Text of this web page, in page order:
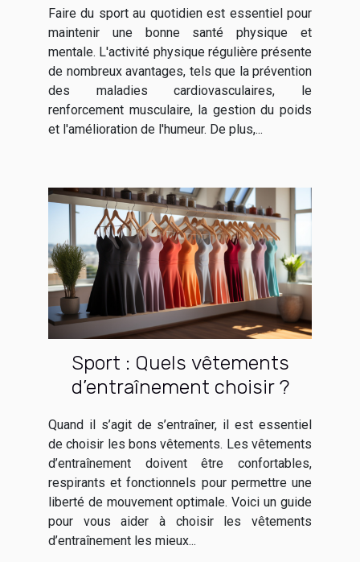
Faire du sport au quotidien est essentiel pour
maintenir une bonne santé physique et
mentale. L'activité physique régulière présente
de nombreux avantages, tels que la prévention
des maladies cardiovasculaires, le
renforcement musculaire, la gestion du poids
et l'amélioration de l'humeur. De plus,...
Sport : Quels vêtements
d’entraînement choisir ?
Quand il s’agit de s’entraîner, il est essentiel
de choisir les bons vêtements. Les vêtements
d’entraînement doivent être confortables,
respirants et fonctionnels pour permettre une
liberté de mouvement optimale. Voici un guide
pour vous aider à choisir les vêtements
d’entraînement les mieux...